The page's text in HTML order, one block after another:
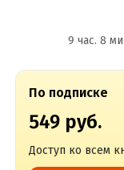
9 час. 8
По подписке
549 руб.
Доступ ко всем